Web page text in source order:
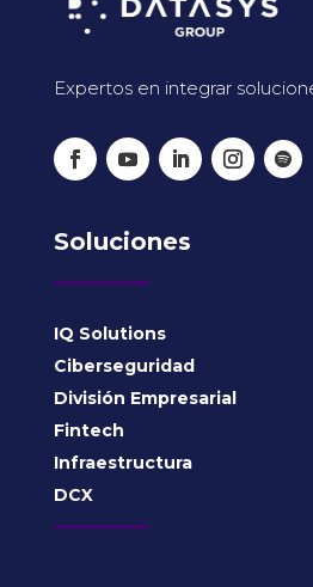
Expertos en integrar
Soluciones
IQ Solutions
Ciberseguridad
División Empresarial
Fintech
Infraestructura
DCX